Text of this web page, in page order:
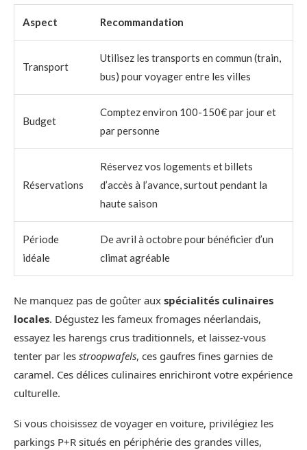
Aspect Recommandation
Transport
Utilisez les transports en commun (train,
bus) pour voyager entre les villes
Budget
Comptez environ 100-150€ par jour et
par personne
Réservations
Réservez vos logements et billets
d’accès à l’avance, surtout pendant la
haute saison
Période
idéale
De avril à octobre pour bénéficier d’un
climat agréable
Ne manquez pas de goûter aux spécialités culinaires
locales. Dégustez les fameux fromages néerlandais,
essayez les harengs crus traditionnels, et laissez-vous
tenter par les stroopwafels, ces gaufres fines garnies de
caramel. Ces délices culinaires enrichiront votre expérience
culturelle.
Si vous choisissez de voyager en voiture, privilégiez les
parkings P+R situés en périphérie des grandes villes,